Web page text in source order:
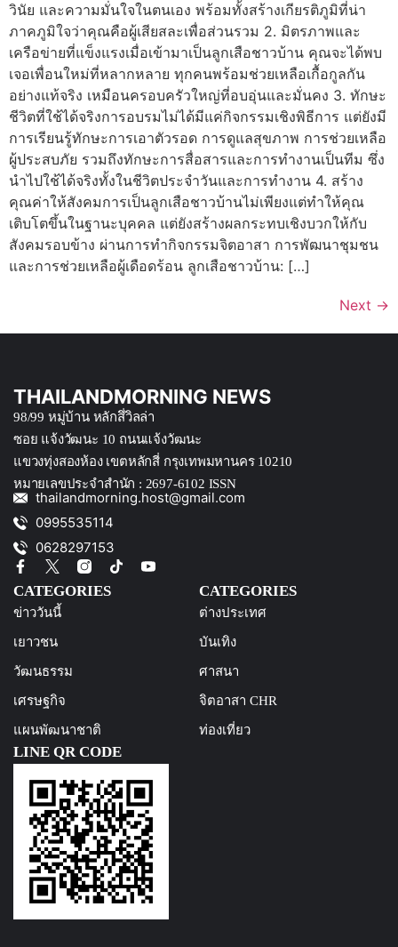
วินัย และความมั่นใจในตนเอง พร้อมทั้งสร้างเกียรติภูมิที่น่า
ภาคภูมิใจว่าคุณคือผู้เสียสละเพื่อส่วนรวม 2. มิตรภาพและ
เครือข่ายที่แข็งแรงเมื่อเข้ามาเป็นลูกเสือชาวบ้าน คุณจะได้พบ
เจอเพื่อนใหม่ที่หลากหลาย ทุกคนพร้อมช่วยเหลือเกื้อกูลกัน
อย่างแท้จริง เหมือนครอบครัวใหญ่ที่อบอุ่นและมั่นคง 3. ทักษะ
ชีวิตที่ใช้ได้จริงการอบรมไม่ได้มีแค่กิจกรรมเชิงพิธีการ แต่ยังมี
การเรียนรู้ทักษะการเอาตัวรอด การดูแลสุขภาพ การช่วยเหลือ
ผู้ประสบภัย รวมถึงทักษะการสื่อสารและการทำงานเป็นทีม ซึ่ง
นำไปใช้ได้จริงทั้งในชีวิตประจำวันและการทำงาน 4. สร้าง
คุณค่าให้สังคมการเป็นลูกเสือชาวบ้านไม่เพียงแต่ทำให้คุณ
เติบโตขึ้นในฐานะบุคคล แต่ยังสร้างผลกระทบเชิงบวกให้กับ
สังคมรอบข้าง ผ่านการทำกิจกรรมจิตอาสา การพัฒนาชุมชน
และการช่วยเหลือผู้เดือดร้อน ลูกเสือชาวบ้าน: […]
Next →
THAILANDMORNING NEWS
98/99 หมู่บ้าน หลักสึ่วิลล่า
ซอย แจ้งวัฒนะ 10 ถนนแจ้งวัฒนะ
แขวงทุ่งสองห้อง เขตหลักสี่ กรุงเทพมหานคร 10210
หมายเลขประจำสำนัก : 2697-6102 ISSN
thailandmorning.host@gmail.com
0995535114
0628297153
CATEGORIES
ข่าววันนี้
เยาวชน
วัฒนธรรม
เศรษฐกิจ
แผนพัฒนาชาติ
CATEGORIES
ต่างประเทศ
บันเทิง
ศาสนา
จิตอาสา CHR
ท่องเที่ยว
LINE QR CODE